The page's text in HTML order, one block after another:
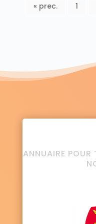
« prec. 1
ANNUAIRE POUR